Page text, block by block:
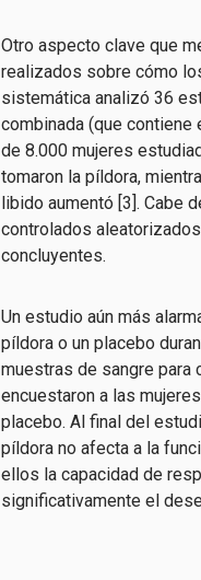
Otro aspecto clave que
realizados sobre cómo
sistemática analizó 36
combinada (que
de 8.000 mujeres
tomaron la píldora,
libido aumentó [3]. Cabe
controlados
concluyentes.
Un estudio aún más
píldora o un placebo
muestras de sangre
encuestaron a las
placebo. Al final del
píldora no afecta a la
ellos la capacidad de
significativamente el